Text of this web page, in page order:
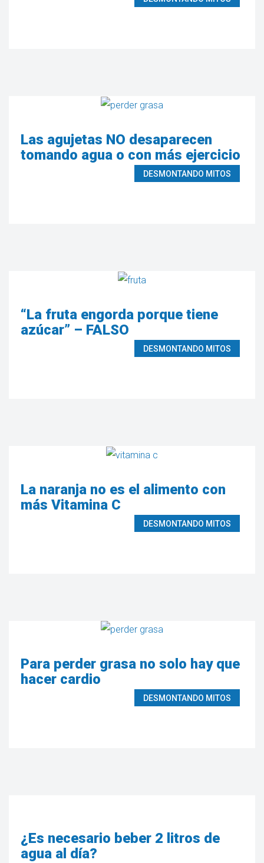
Las agujetas NO desaparecen
tomando agua o con más ejercicio
DESMONTANDO MITOS
“La fruta engorda porque tiene
azúcar” – FALSO
DESMONTANDO MITOS
La naranja no es el alimento con
más Vitamina C
DESMONTANDO MITOS
Para perder grasa no solo hay que
hacer cardio
DESMONTANDO MITOS
¿Es necesario beber 2 litros de
agua al día?